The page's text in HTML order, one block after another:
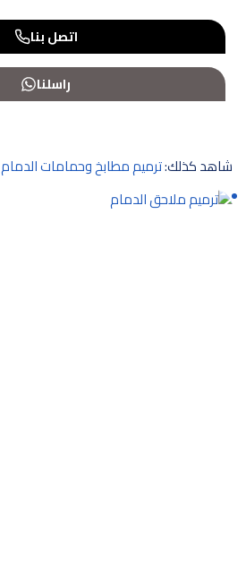
اتصل بنا
راسلنا
شاهد كذلك:ترميم مطابخ وحمامات الدمام